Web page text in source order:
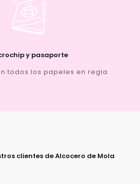
y pasaporte
todos los papeles en regla
clientes de Alcocero de Mola